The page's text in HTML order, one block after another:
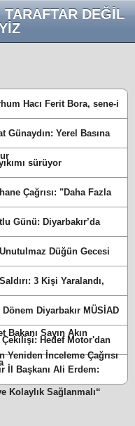
DEĞİL
Hacı Ferit Bora, sene-i
Günaydın: Yerel Basına
sürüyor
Çağrısı: "Daha Fazla
Günü: Diyarbakır’da
Düğün Gecesi
3 Kişi Yaralandı,
Diyarbakır MÜSİAD
Bakanı Sayın Akın
Yeniden İnceleme Çağrısı
Hedef Motor'dan
İl Başkanı Ali Erdem:
Kolaylık Sağlanmalı“